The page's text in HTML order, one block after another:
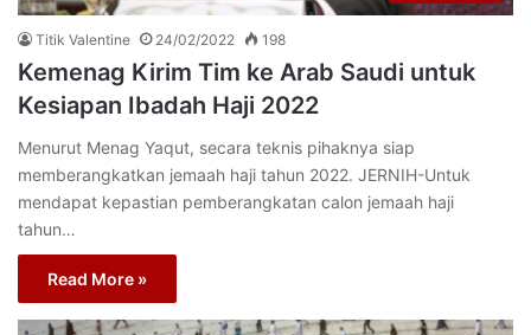
Titik Valentine 24/02/2022 198
Kemenag Kirim Tim ke Arab Saudi untuk
Kesiapan Ibadah Haji 2022
Menurut Menag Yaqut, secara teknis pihaknya siap
memberangkatkan jemaah haji tahun 2022. JERNIH-Untuk
mendapat kepastian pemberangkatan calon jemaah haji
tahun…
Read More »